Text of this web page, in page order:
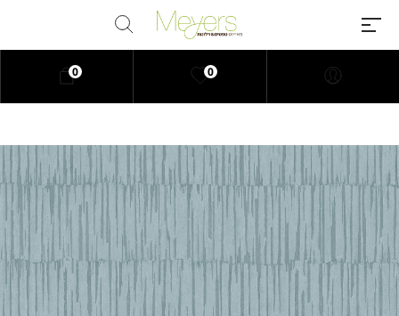
Millions of people around the
world visit Envato to buy and sell
creative assets, use smart design
templates, learn creative skills or
even hire freelancers. With an
industry-leading marketplace
paired with an unlimited
0
0